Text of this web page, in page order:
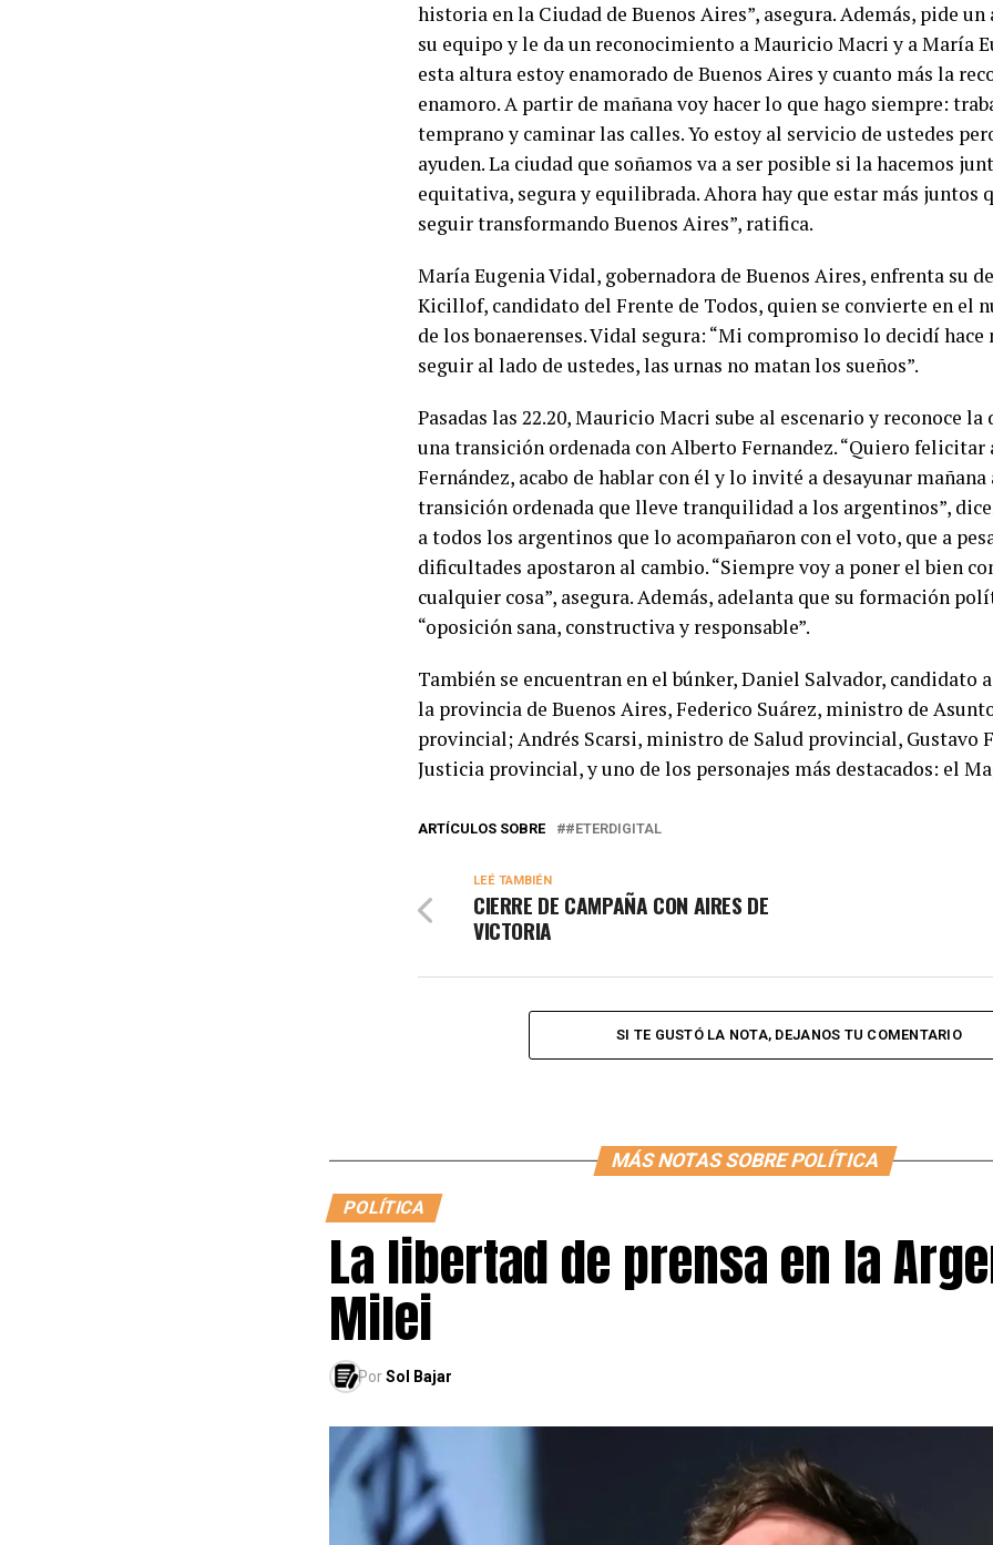
historia en la Ciudad de Buenos Aires”, asegura. Además, pide
su equipo y le da un reconocimiento a Mauricio Macri y a María
esta altura estoy enamorado de Buenos Aires y cuanto más la
enamoro. A partir de mañana voy hacer lo que hago siempre:
temprano y caminar las calles. Yo estoy al servicio de ustedes
ayuden. La ciudad que soñamos va a ser posible si la hacemos
equitativa, segura y equilibrada. Ahora hay que estar más juntos
seguir transformando Buenos Aires”, ratifica.
María Eugenia Vidal, gobernadora de Buenos Aires, enfrenta su
Kicillof, candidato del Frente de Todos, quien se convierte en el
de los bonaerenses. Vidal segura: “Mi compromiso lo decidí hace
seguir al lado de ustedes, las urnas no matan los sueños”.
Pasadas las 22.20, Mauricio Macri sube al escenario y reconoce
una transición ordenada con Alberto Fernandez. “Quiero felicitar
Fernández, acabo de hablar con él y lo invité a desayunar mañana
transición ordenada que lleve tranquilidad a los argentinos”,
a todos los argentinos que lo acompañaron con el voto, que a
dificultades apostaron al cambio. “Siempre voy a poner el bien
cualquier cosa”, asegura. Además, adelanta que su formación
“oposición sana, constructiva y responsable”.
También se encuentran en el búnker, Daniel Salvador, candidato
la provincia de Buenos Aires, Federico Suárez, ministro de
provincial; Andrés Scarsi, ministro de Salud provincial, Gustavo
Justicia provincial, y uno de los personajes más destacados: el
ARTÍCULOS SOBRE #ETERDIGITAL
LEÉ TAMBIÉN
CIERRE DE CAMPAÑA CON AIRES DE
VICTORIA
SI TE GUSTÓ LA NOTA, DEJANOS TU COMENTARIO
MÁS NOTAS SOBRE POLÍTICA
POLÍTICA
La libertad de prensa en la
Milei
PorSol Bajar